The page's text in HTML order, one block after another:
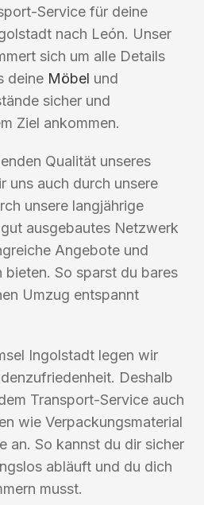
Service für deine
nach León. Unser
sich um alle Details
deine Möbel und
sicher und
Ziel ankommen.
Qualität unseres
uns auch durch unsere
unsere langjährige
ausgebautes Netzwerk
Angebote und
bieten. So sparst du bares
Umzug entspannt
Ingolstadt legen wir
Deshalb
Transport-Service auch
wie Verpackungsmaterial
an. So kannst du dir sicher
abläuft und du dich
musst.